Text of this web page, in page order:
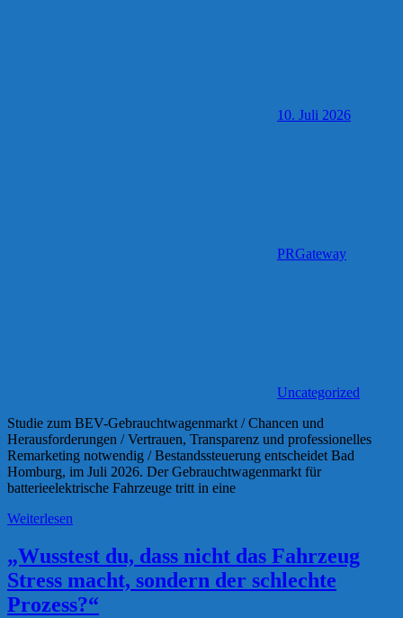
10. Juli 2026
PRGateway
Uncategorized
Studie zum BEV-Gebrauchtwagenmarkt / Chancen und
Herausforderungen / Vertrauen, Transparenz und professionelles
Remarketing notwendig / Bestandssteuerung entscheidet Bad
Homburg, im Juli 2026. Der Gebrauchtwagenmarkt für
batterieelektrische Fahrzeuge tritt in eine
Weiterlesen
„Wusstest du, dass nicht das Fahrzeug
Stress macht, sondern der schlechte
Prozess?“